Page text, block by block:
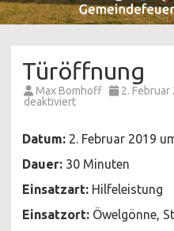
Türöffnung
Max Bomhoff 2. Februar
deaktiviertfür
Datum: 2. Februar 2019
Dauer: 30 Minuten
Einsatzart: Hilfeleistung
Einsatzort: Öwelgönne,